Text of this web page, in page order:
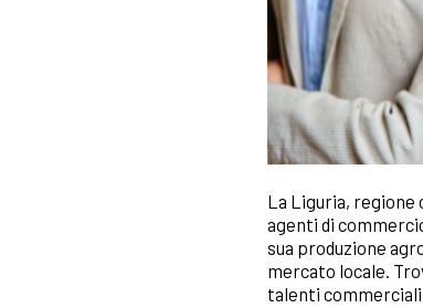
La Liguria, regione
agenti di
sua produzione
mercato locale.
talenti